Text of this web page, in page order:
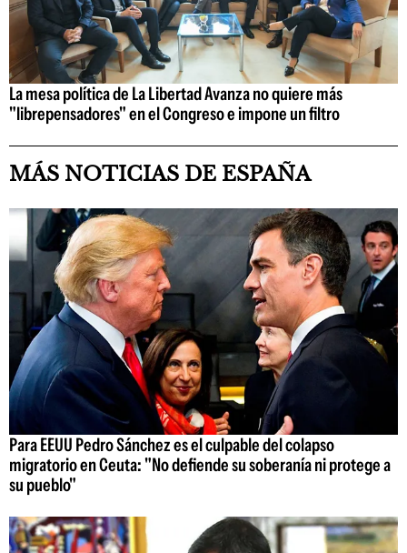
La mesa política de La Libertad Avanza no quiere más
"librepensadores" en el Congreso e impone un filtro
MÁS NOTICIAS DE ESPAÑA
Para EEUU Pedro Sánchez es el culpable del colapso
migratorio en Ceuta: "No defiende su soberanía ni protege a
su pueblo"